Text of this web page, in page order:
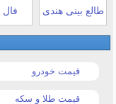
طالع بینی هندی
قیمت خودرو
قیمت طلا و سکه